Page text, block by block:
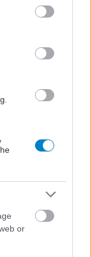
may click to
party tags to
in below Google
or